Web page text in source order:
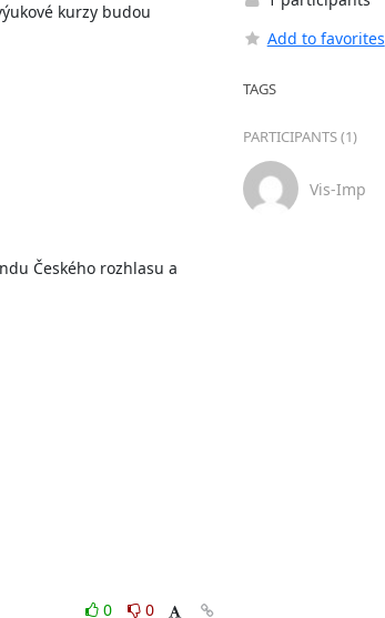
kurzy budou
Českého rozhlasu a
0
0
Add to favorites
TAGS
PARTICIPANTS (1)
Vis-Imp